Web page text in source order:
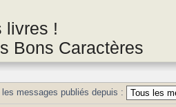
livres !
Bons Caractères
messages publiés depuis :